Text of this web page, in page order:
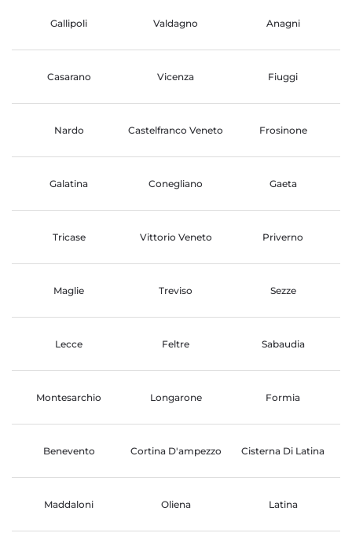
Gallipoli Valdagno Anagni
Casarano Vicenza Fiuggi
Nardo Castelfranco Veneto Frosinone
Galatina Conegliano Gaeta
Tricase Vittorio Veneto Priverno
Maglie Treviso Sezze
Lecce Feltre Sabaudia
Montesarchio Longarone Formia
Benevento Cortina D'ampezzo Cisterna Di Latina
Maddaloni Oliena Latina